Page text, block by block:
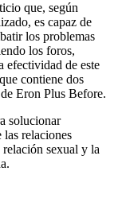
que, según
es capaz de
los problemas
los foros,
efectividad de este
contiene dos
Eron Plus Before.
solucionar
relaciones
sexual y la